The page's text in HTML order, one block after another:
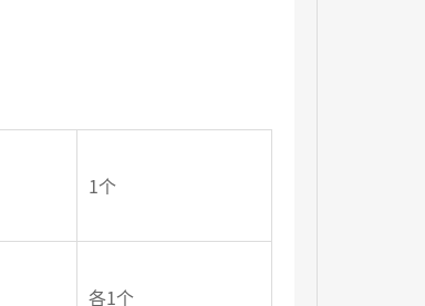
1个
各1个